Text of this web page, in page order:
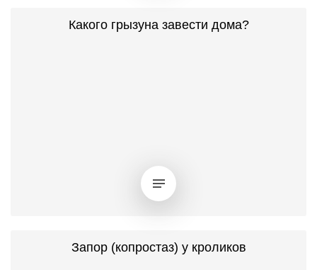
Какого грызуна завести дома?
Запор (копростаз) у кроликов